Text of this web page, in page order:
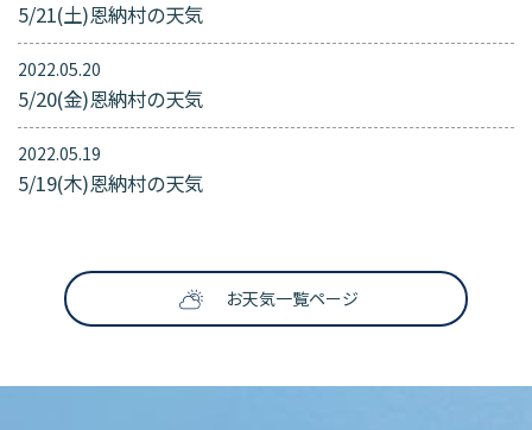
SNS映えする撮影スポット
5/21(土)恩納村の天気
2022.05.20
5/20(金)恩納村の天気
2022.05.19
5/19(木)恩納村の天気
お天気一覧ページ